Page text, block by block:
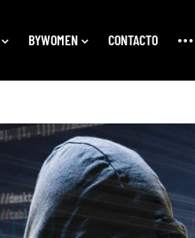
BYWOMEN CONTACTO